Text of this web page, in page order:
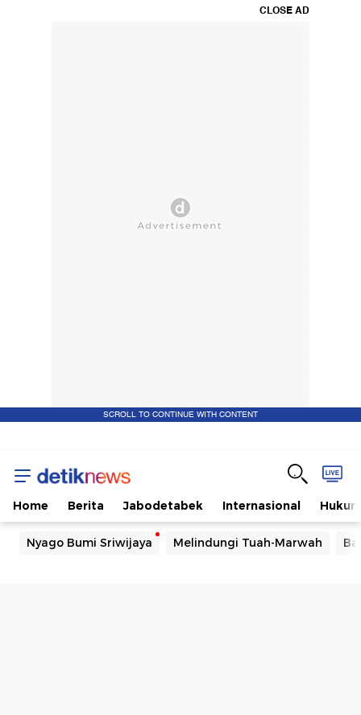
CLOSE AD
SCROLL TO CONTINUE WITH CONTENT
Home Berita Jabodetabek Internasional Hukum
Nyago Bumi Sriwijaya Melindungi Tuah-Marwah